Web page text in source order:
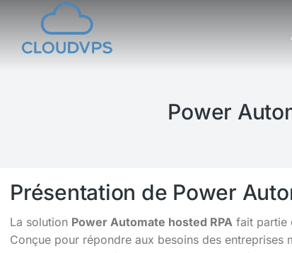
Vous êtes ici :
Power
Présentation de Power
La solution Power Automate hosted RPA fait partie
Conçue pour répondre aux besoins des